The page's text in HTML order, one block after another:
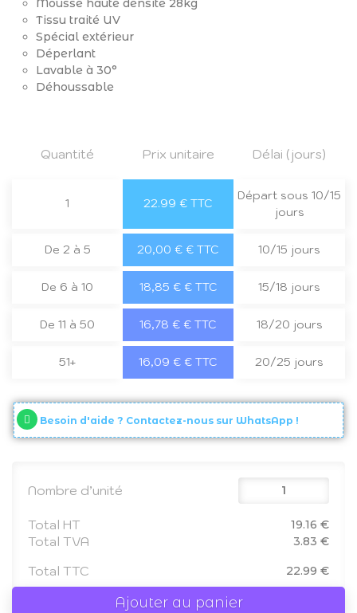
Mousse haute densité 28kg
Tissu traité UV
Spécial extérieur
Déperlant
Lavable à 30°
Déhoussable
Quantité Prix unitaire Délai (jours)
1 22.99 € TTC
Départ sous 10/15
jours
De 2 à 5 20,00 € € TTC 10/15 jours
De 6 à 10 18,85 € € TTC 15/18 jours
De 11 à 50 16,78 € € TTC 18/20 jours
51+ 16,09 € € TTC 20/25 jours
Besoin d'aide ? Contactez-nous sur WhatsApp !
Nombre d’unité
Total HT 19.16 €
Total TVA 3.83 €
Total TTC 22.99 €
Ajouter au panier